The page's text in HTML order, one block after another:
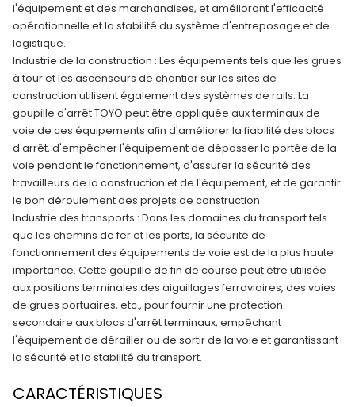
l'équipement et des marchandises, et améliorant l'efficacité
opérationnelle et la stabilité du système d'entreposage et de
logistique.
Industrie de la construction : Les équipements tels que les grues
à tour et les ascenseurs de chantier sur les sites de
construction utilisent également des systèmes de rails. La
goupille d'arrêt TOYO peut être appliquée aux terminaux de
voie de ces équipements afin d'améliorer la fiabilité des blocs
d'arrêt, d'empêcher l'équipement de dépasser la portée de la
voie pendant le fonctionnement, d'assurer la sécurité des
travailleurs de la construction et de l'équipement, et de garantir
le bon déroulement des projets de construction.
Industrie des transports : Dans les domaines du transport tels
que les chemins de fer et les ports, la sécurité de
fonctionnement des équipements de voie est de la plus haute
importance. Cette goupille de fin de course peut être utilisée
aux positions terminales des aiguillages ferroviaires, des voies
de grues portuaires, etc., pour fournir une protection
secondaire aux blocs d'arrêt terminaux, empêchant
l'équipement de dérailler ou de sortir de la voie et garantissant
la sécurité et la stabilité du transport.
CARACTÉRISTIQUES